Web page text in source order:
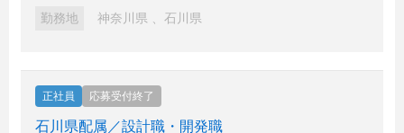
勤務地 神奈川県 石川県
正社員 応募受付終了
石川県配属／設計職・開発職